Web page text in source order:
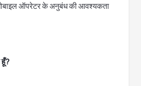
ऑपरेटर के अनुबंध की आवश्यकता